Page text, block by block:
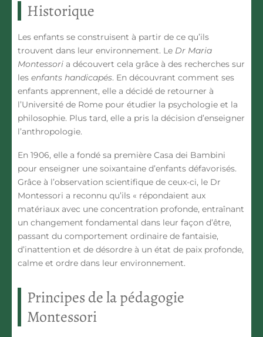
Historique
Les enfants se construisent à partir de ce qu’ils
trouvent dans leur environnement. Le Dr Maria
Montessori a découvert cela grâce à des recherches sur
les enfants handicapés. En découvrant comment ses
enfants apprennent, elle a décidé de retourner à
l’Université de Rome pour étudier la psychologie et la
philosophie. Plus tard, elle a pris la décision d’enseigner
l’anthropologie.
En 1906, elle a fondé sa première Casa dei Bambini
pour enseigner une soixantaine d’enfants défavorisés.
Grâce à l’observation scientifique de ceux-ci, le Dr
Montessori a reconnu qu’ils « répondaient aux
matériaux avec une concentration profonde, entraînant
un changement fondamental dans leur façon d’être,
passant du comportement ordinaire de fantaisie,
d’inattention et de désordre à un état de paix profonde,
calme et ordre dans leur environnement.
Principes de la pédagogie
Montessori